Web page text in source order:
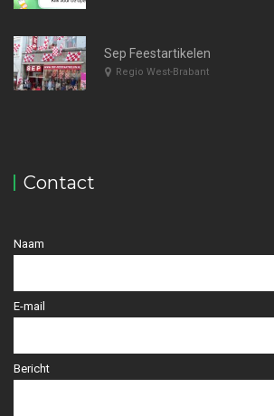
Sep Feestartikelen
Regio West-Brabant
Contact
Naam
E-mail
Bericht